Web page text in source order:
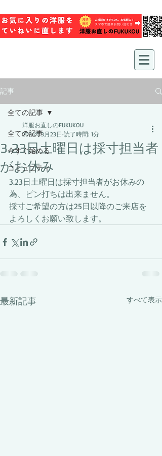
記事
全ての記事
今すぐ始める
コミュニティ
全ての記事
3.23日土曜日は採寸担当者
がお休み
洋服お直しのFUKUKOU
2024年3月23日 読了時間: 1分
3.23日土曜日は採寸担当者がお休みの
為、ピン打ちは出来ません。
採寸ご希望の方は25日以降のご来店を
よろしくお願い致します。
最新記事 すべて表示